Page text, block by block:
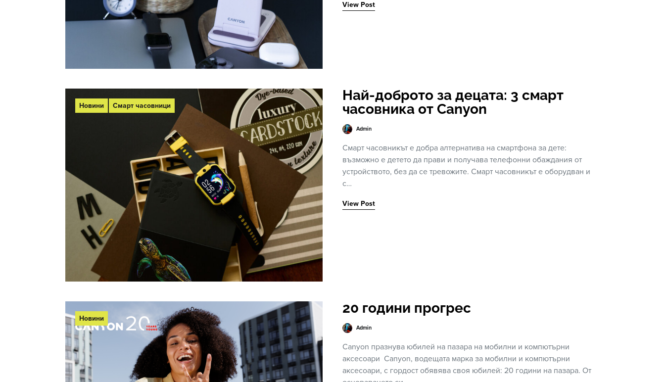
View Post
Новини Смарт часовници
Най-доброто за децата: 3 смарт
часовника от Canyon
Admin
Смарт часовникът е добра алтернатива на смартфона за дете:
възможно е детето да прави и получава телефонни обаждания от
устройството, без да се тревожите. Смарт часовникът е оборудван и
с…
View Post
Новини
20 години прогрес
Admin
Canyon празнува юбилей на пазара на мобилни и компютърни
аксесоари Canyon, водещата марка за мобилни и компютърни
аксесоари, с гордост обявява своя юбилей: 20 години на пазара. От